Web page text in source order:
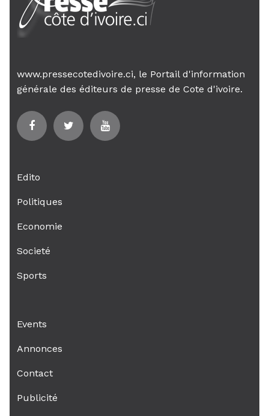
www.pressecotedivoire.ci, le Portail d'information
générale des éditeurs de presse de Cote d'ivoire.
Edito
Politiques
Economie
Societé
Sports
Events
Annonces
Contact
Publicité